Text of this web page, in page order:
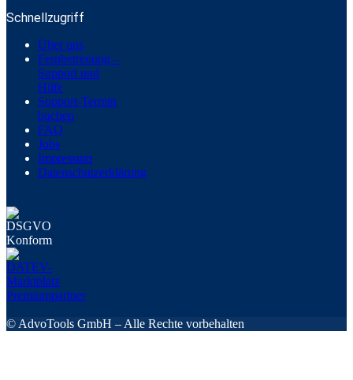
Schnellzugriff
Über uns
Fernbetreuung –
Support und
Hilfe
Support-Termin
buchen
FAQ
Jobs
Impressum
Datenschutzerklärung
© AdvoTools GmbH – Alle Rechte vorbehalten